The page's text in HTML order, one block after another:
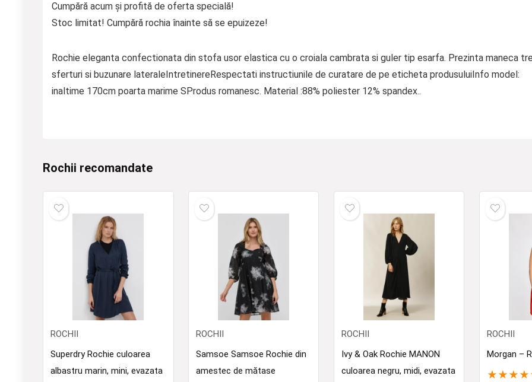
Cumpără acum și profită de oferta specială!
Stoc limitat! Cumpără rochia înainte să se epuizeze!
Rochie eleganta confectionata din stofa usor elastica cu o croiala cambrata si guler tip esarfa. Prezinta maneca
sferturi si buzunare lateraleIntretinereRespectati instructiunile de curatare de pe eticheta produsuluiInfo model:
inaltime 170cm poarta marime SProdus romanesc. Material :88% poliester 12% spandex..
Rochii recomandate
ROCHII
Superdry Rochie culoarea
albastru marin, mini, evazata
ROCHII
Samsoe Samsoe Rochie din
amestec de mătase
ROCHII
Ivy & Oak Rochie MANON
culoarea negru, midi, evazata
ROCHII
Morgan –
★ ★ ★ ★